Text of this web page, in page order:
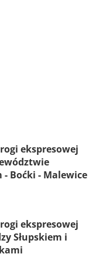
ekspresowej
Boćki - Malewice
ekspresowej
Słupskiem i